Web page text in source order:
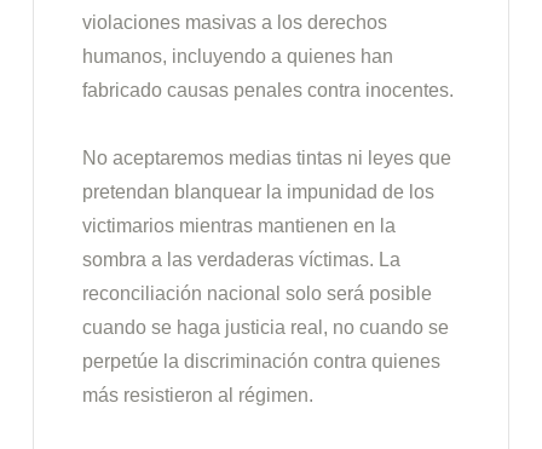
violaciones masivas a los derechos
humanos, incluyendo a quienes han
fabricado causas penales contra inocentes.
No aceptaremos medias tintas ni leyes que
pretendan blanquear la impunidad de los
victimarios mientras mantienen en la
sombra a las verdaderas víctimas. La
reconciliación nacional solo será posible
cuando se haga justicia real, no cuando se
perpetúe la discriminación contra quienes
más resistieron al régimen.